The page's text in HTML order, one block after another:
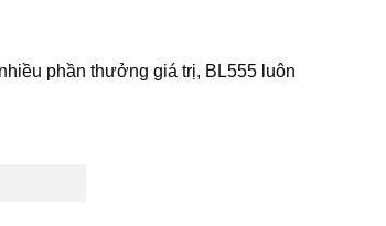
phần thưởng giá trị, BL555 luôn